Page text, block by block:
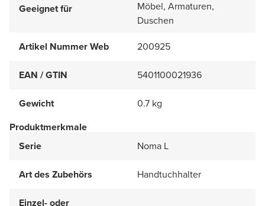
Geeignet für
Möbel, Armaturen,
Duschen
Artikel Nummer Web
200925
EAN / GTIN 5401100021936
Gewicht
0.7 kg
Produktmerkmale
Serie
Noma L
Art des Zubehörs Handtuchhalter
Einzel- oder